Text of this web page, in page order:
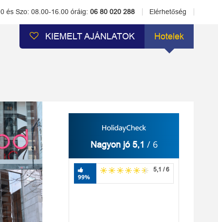
és Szo: 08.00-16.00 óráig: 06 80 020 288 Elérhetőség
KIEMELT AJÁNLATOK Hotelek
Nagyon jó 5,1 / 6
99%
5,1 / 6